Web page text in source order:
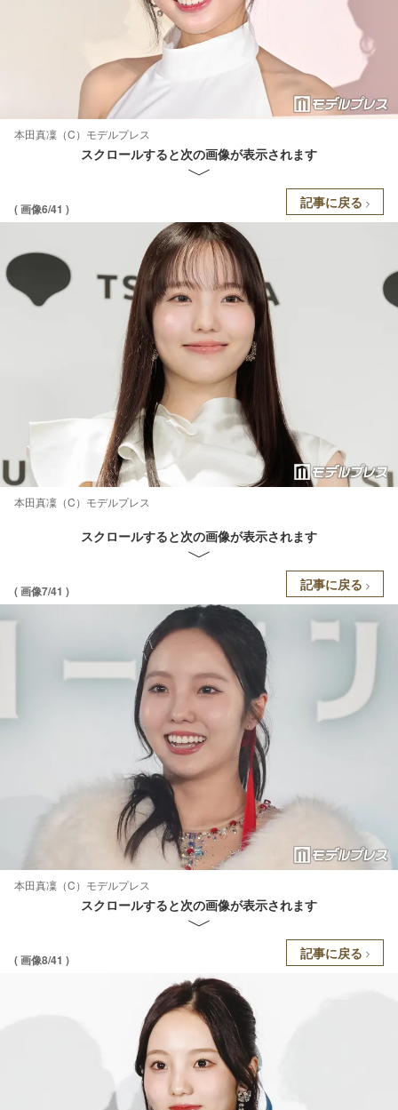
本田真凜（C）モデルプレス
スクロールすると次の画像が表示されます
( 画像6/41 ) 記事に戻る
本田真凜（C）モデルプレス
スクロールすると次の画像が表示されます
( 画像7/41 ) 記事に戻る
本田真凜（C）モデルプレス
スクロールすると次の画像が表示されます
( 画像8/41 ) 記事に戻る